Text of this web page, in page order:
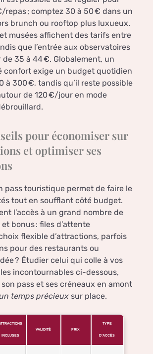
repas ; comptez 30 à 50 € dans un
brunch ou rooftop plus luxueux.
musées affichent des tarifs entre
que l’entrée aux observatoires
35 à 44 €. Globalement, un
confort exige un budget quotidien
à 300 €, tandis qu’il reste possible
de 120 €/jour en mode
pour économiser sur
et optimiser ses
pass touristique permet de faire le
tout en soufflant côté budget.
l’accès à un grand nombre de
bonus : files d’attente
flexible d’attractions, parfois
pour des restaurants ou
? Étudier celui qui colle à vos
incontournables ci-dessous,
pass et ses créneaux en amont
temps précieux sur place.
INCLUSES
VALIDITÉ PRIX
TYPE
D’ACCÈS